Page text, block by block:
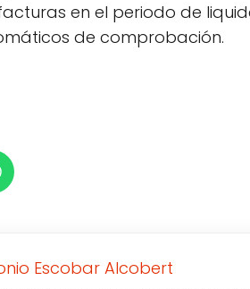
en el periodo de
de comprobación.
Escobar Alcobert